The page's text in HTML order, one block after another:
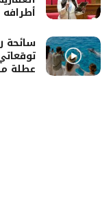
أطرافه
سائحة
عطلة